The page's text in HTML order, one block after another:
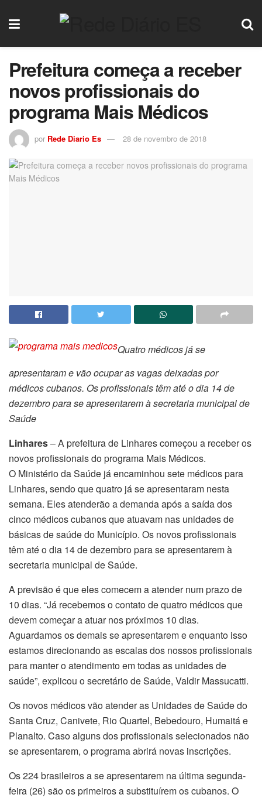
Prefeitura começa a receber
novos profissionais do
programa Mais Médicos
por Rede Diario Es 28 de novembro de 2018
Quatro médicos já se
apresentaram e vão ocupar as vagas deixadas por
médicos cubanos. Os profissionais têm até o dia 14 de
dezembro para se apresentarem à secretaria municipal de
Saúde
Linhares– A prefeitura de Linhares começou a receber os
novos profissionais do programa Mais Médicos.
O Ministério da Saúde já encaminhou sete médicos para
Linhares, sendo que quatro já se apresentaram nesta
semana. Eles atenderão a demanda após a saída dos
cinco médicos cubanos que atuavam nas unidades de
básicas de saúde do Município. Os novos profissionais
têm até o dia 14 de dezembro para se apresentarem à
secretaria municipal de Saúde.
A previsão é que eles comecem a atender num prazo de
10 dias. “Já recebemos o contato de quatro médicos que
devem começar a atuar nos próximos 10 dias.
Aguardamos os demais se apresentarem e enquanto isso
estamos direcionando as escalas dos nossos profissionais
para manter o atendimento em todas as unidades de
saúde”, explicou o secretário de Saúde, Valdir Massucatti.
Os novos médicos vão atender as Unidades de Saúde do
Santa Cruz, Canivete, Rio Quartel, Bebedouro, Humaitá e
Planalto. Caso alguns dos profissionais selecionados não
se apresentarem, o programa abrirá novas inscrições.
Os 224 brasileiros a se apresentarem na última segunda-
feira (26) são os primeiros a substituírem os cubanos. O